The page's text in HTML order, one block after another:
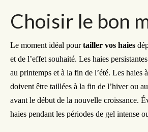
Choisir le bon
Le moment idéal pourtailler vos haies
et de l’effet souhaité. Les haies
au printemps et à la fin de l’été. Les haies
doivent être taillées à la fin de l’hiver ou
avant le début de la nouvelle croissance.
haies pendant les périodes de gel intense